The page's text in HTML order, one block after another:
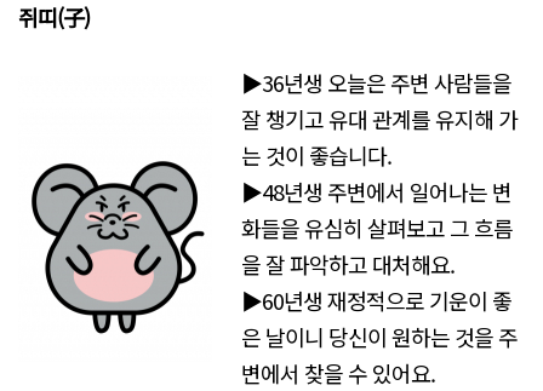
쥐띠(子)
▶36년생 오늘은 주변 사람들을
잘 챙기고 유대 관계를 유지해 가
는 것이 좋습니다.
▶48년생 주변에서 일어나는 변
화들을 유심히 살펴보고 그 흐름
을 잘 파악하고 대처해요.
▶60년생 재정적으로 기운이 좋
은 날이니 당신이 원하는 것을 주
변에서 찾을 수 있어요.